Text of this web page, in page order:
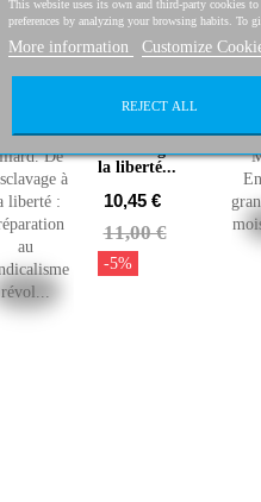
René Villard.
De
l'esclavage à
la liberté...
10,45 €
11,00 €
-5%
This website uses its own and third-party cookies
preferences by analyzing your browsing habits. To
More information Customize
REJECT ALL